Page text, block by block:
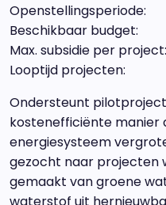
Beschikbaar
Max. subsidie per
Looptijd projecten:
Ondersteunt
kostenefficiënte manier
energiesysteem
gezocht naar projecten
gemaakt van groene